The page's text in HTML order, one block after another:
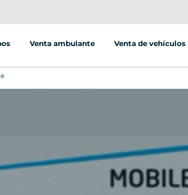
Venta ambulante Venta de vehículos